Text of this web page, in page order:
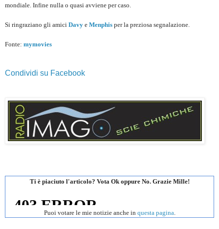
mondiale. Infine nulla o quasi avviene per caso.
Si ringraziano gli amici Davy e Menphis per la preziosa segnalazione.
Fonte: mymovies
Condividi su Facebook
Ti è piaciuto l'articolo? Vota Ok oppure No. Grazie Mille!
Puoi votare le mie notizie anche in questa pagina